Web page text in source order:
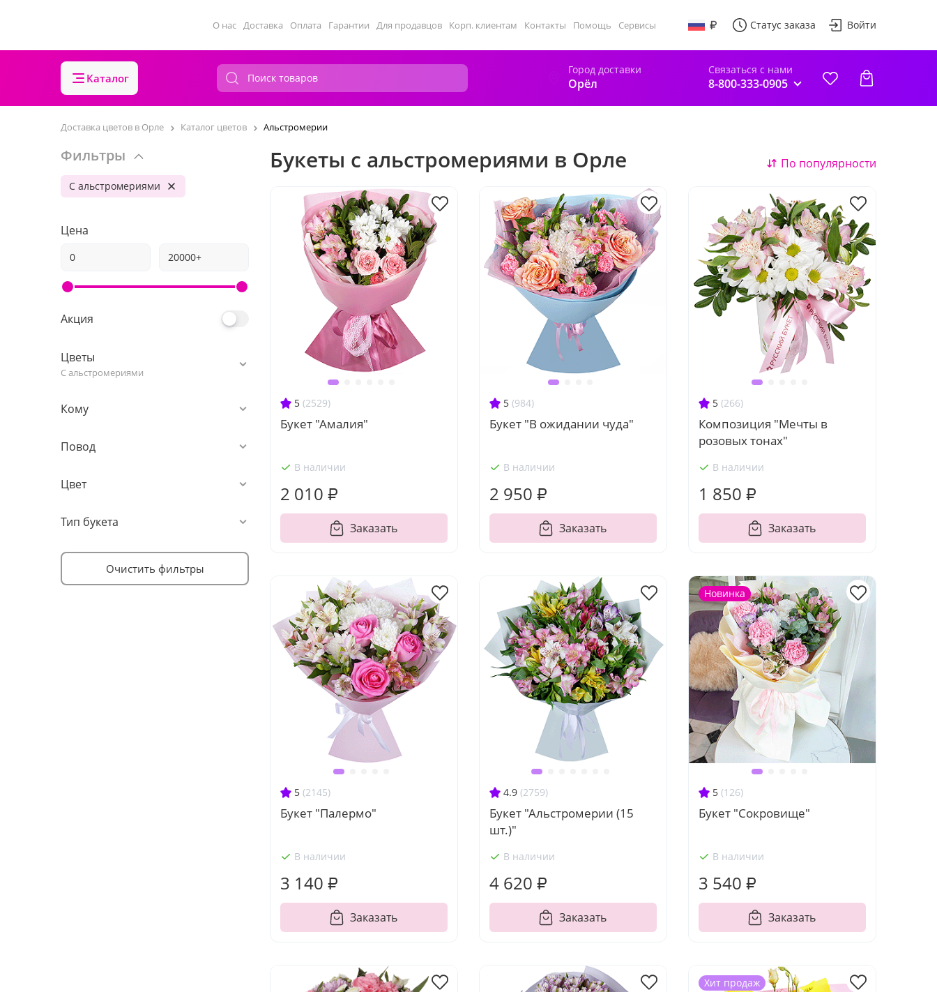
О нас Доставка Оплата Гарантии Для продавцов Корп. клиентам Контакты Помощь Сервисы Статус заказа Войти
Каталог
Город доставки
Орёл
Связаться с нами
8-800-333-0905
Доставка цветов в Орле Каталог цветов Альстромерии
Фильтры
С альстромериями
Цена
Акция
Цветы
С альстромериями
Кому
Повод
Цвет
Тип букета
Очистить фильтры
Букеты с альстромериями в Орле По популярности
5 (2529)
Букет "Амалия"
В наличии
2 010 ₽
Заказать
5 (984)
Букет "В ожидании чуда"
В наличии
2 950 ₽
Заказать
5 (266)
Композиция "Мечты в
розовых тонах"
В наличии
1 850 ₽
Заказать
5 (2145)
Букет "Палермо"
В наличии
3 140 ₽
Заказать
4.9 (2759)
Букет "Альстромерии (15
шт.)"
В наличии
4 620 ₽
Заказать
5 (126)
Букет "Сокровище"
В наличии
3 540 ₽
Заказать
Новинка
Хит продаж